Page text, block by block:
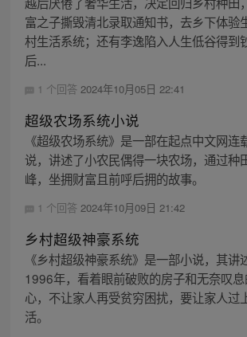
富之子撕毁清北录取通知书，去乡下体验
村生活系统；还有李逸陷入人生低谷得到
后...
1 个回答 2024年10月05日 22:41
超级农场系统小说
《超级农场系统》是一部在起点中文网连
说，讲述了小农民偶得一块农场，通过种
峰，坐拥财富且前呼后拥的故事。
1 个回答 2024年10月09日 21:42
乡村超级神豪系统
《乡村超级神豪系统》是一部小说，其讲
1996年，看着眼前破败的房子和无奈叹
心，不让家人再受贫穷困扰，要让家人过
活。